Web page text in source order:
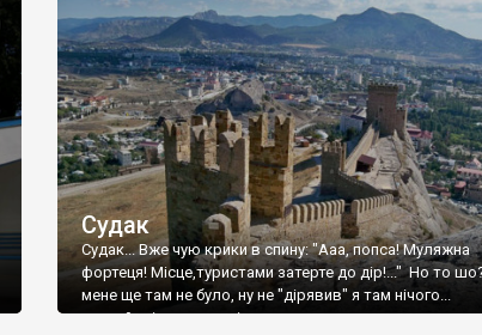
Судак
Судак... Вже чую крики в спину: "Ааа, попса! Муляжна
фортеця! Місце,туристами затерте до дір!..." Но то
мене ще там не було, ну не "дірявив" я там нічого...
принаймні до цього літа.